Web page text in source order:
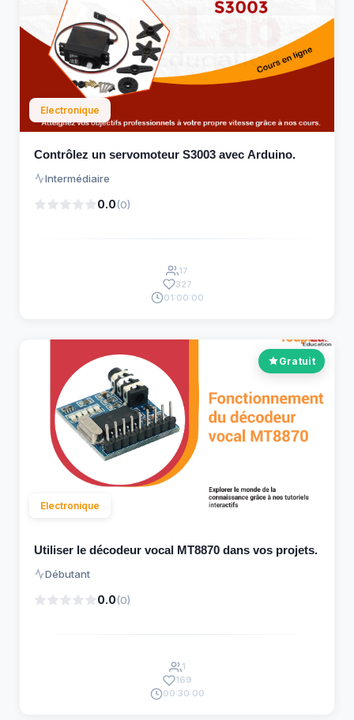
Electronique
Contrôlez un servomoteur S3003 avec Arduino.
Intermédiaire
0.0(0)
17
327
01:00:00
Gratuit
Electronique
Utiliser le décodeur vocal MT8870 dans vos projets.
Débutant
0.0(0)
1
169
00:30:00